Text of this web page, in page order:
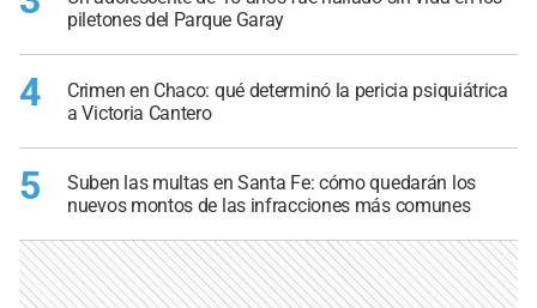
piletones del Parque Garay
4
Crimen en Chaco: qué determinó la pericia psiquiátrica
a Victoria Cantero
5
Suben las multas en Santa Fe: cómo quedarán los
nuevos montos de las infracciones más comunes